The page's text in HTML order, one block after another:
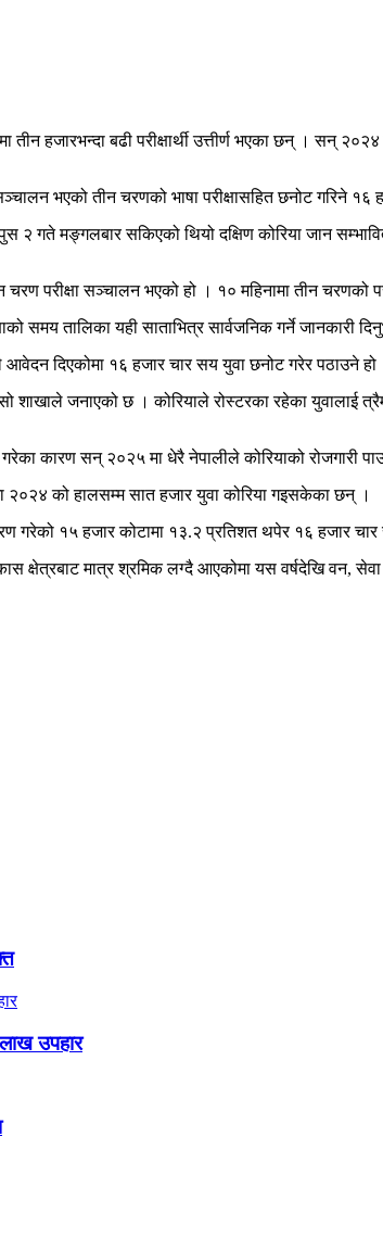
हजारभन्दा बढी परीक्षार्थी उत्तीर्ण भएका छन् । सन्
भएको तीन चरणको भाषा परीक्षासहित छनोट गरिने १६
२ गते मङ्गलबार सकिएको थियो दक्षिण कोरिया जान
परीक्षा सञ्चालन भएको हो । १० महिनामा तीन चरणको
समय तालिका यही साताभित्र सार्वजनिक गर्ने जानकारी
दिएकोमा १६ हजार चार सय युवा छनोट गरेर पठाउने हो
शाखाले जनाएको छ । कोरियाले रोस्टरका रहेका युवालाई
कारण सन् २०२५ मा धेरै नेपालीले कोरियाको रोजगारी
२०२४ को हालसम्म सात हजार युवा कोरिया गइसकेका छन् ।
गरेको १५ हजार कोटामा १३.२ प्रतिशत थपेर १६ हजार
मात्र श्रमिक लग्दै आएकोमा यस वर्षदेखि वन,
उपहार